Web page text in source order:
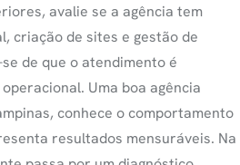
avalie se a agência tem
criação de sites e gestão de
de que o atendimento é
Uma boa agência
conhece o comportamento
resultados mensuráveis. Na